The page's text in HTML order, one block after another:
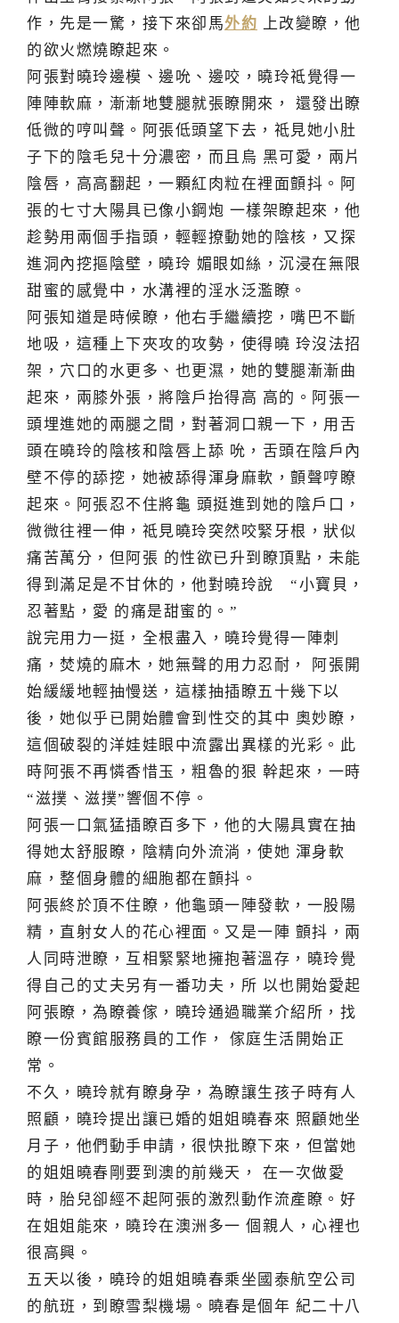
作，先是一驚，接下來卻馬外約 上改變瞭，他
的欲火燃燒瞭起來。
阿張對曉玲邊模、邊吮、邊咬，曉玲祗覺得一
陣陣軟麻，漸漸地雙腿就張瞭開來， 還發出瞭
低微的哼叫聲。阿張低頭望下去，祗見她小肚
子下的陰毛兒十分濃密，而且烏 黑可愛，兩片
陰唇，高高翻起，一顆紅肉粒在裡面顫抖。阿
張的七寸大陽具已像小鋼炮 一樣架瞭起來，他
趁勢用兩個手指頭，輕輕撩動她的陰核，又探
進洞內挖摳陰壁，曉玲 媚眼如絲，沉浸在無限
甜蜜的感覺中，水溝裡的淫水泛濫瞭。
阿張知道是時候瞭，他右手繼續挖，嘴巴不斷
地吸，這種上下夾攻的攻勢，使得曉 玲沒法招
架，穴口的水更多、也更濕，她的雙腿漸漸曲
起來，兩膝外張，將陰戶抬得高 高的。阿張一
頭埋進她的兩腿之間，對著洞口親一下，用舌
頭在曉玲的陰核和陰唇上舔 吮，舌頭在陰戶內
壁不停的舔挖，她被舔得渾身麻軟，顫聲哼瞭
起來。阿張忍不住將龜 頭挺進到她的陰戶口，
微微往裡一伸，祗見曉玲突然咬緊牙根，狀似
痛苦萬分，但阿張 的性欲已升到瞭頂點，未能
得到滿足是不甘休的，他對曉玲說 “小寶貝，
忍著點，愛 的痛是甜蜜的。”
說完用力一挺，全根盡入，曉玲覺得一陣刺
痛，焚燒的麻木，她無聲的用力忍耐， 阿張開
始緩緩地輕抽慢送，這樣抽插瞭五十幾下以
後，她似乎已開始體會到性交的其中 奧妙瞭，
這個破裂的洋娃娃眼中流露出異樣的光彩。此
時阿張不再憐香惜玉，粗魯的狠 幹起來，一時
“滋撲、滋撲”響個不停。
阿張一口氣猛插瞭百多下，他的大陽具實在抽
得她太舒服瞭，陰精向外流淌，使她 渾身軟
麻，整個身體的細胞都在顫抖。
阿張終於頂不住瞭，他龜頭一陣發軟，一股陽
精，直射女人的花心裡面。又是一陣 顫抖，兩
人同時泄瞭，互相緊緊地擁抱著溫存，曉玲覺
得自己的丈夫另有一番功夫，所 以也開始愛起
阿張瞭，為瞭養傢，曉玲通過職業介紹所，找
瞭一份賓館服務員的工作， 傢庭生活開始正
常。
不久，曉玲就有瞭身孕，為瞭讓生孩子時有人
照顧，曉玲提出讓已婚的姐姐曉春來 照顧她坐
月子，他們動手申請，很快批瞭下來，但當她
的姐姐曉春剛要到澳的前幾天， 在一次做愛
時，胎兒卻經不起阿張的激烈動作流產瞭。好
在姐姐能來，曉玲在澳洲多一 個親人，心裡也
很高興。
五天以後，曉玲的姐姐曉春乘坐國泰航空公司
的航班，到瞭雪梨機場。曉春是個年 紀二十八